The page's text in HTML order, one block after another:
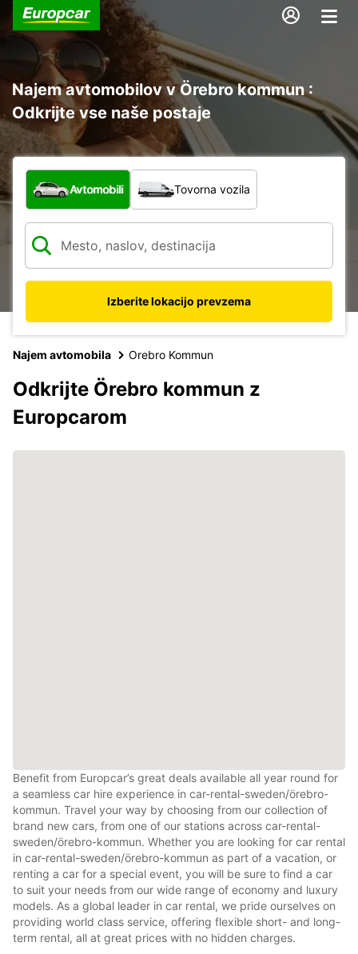
Najem avtomobilov v Örebro kommun :
Odkrijte vse naše postaje
Katera vrsta vozila?
Avtomobili Tovorna vozila
Izberite lokacijo prevzema
Najem avtomobila Orebro Kommun
Odkrijte Örebro kommun z
Europcarom
Benefit from Europcar’s great deals available all year round for
a seamless car hire experience in car-rental-sweden/örebro-
kommun. Travel your way by choosing from our collection of
brand new cars, from one of our stations across car-rental-
sweden/örebro-kommun. Whether you are looking for car rental
in car-rental-sweden/örebro-kommun as part of a vacation, or
renting a car for a special event, you will be sure to find a car
to suit your needs from our wide range of economy and luxury
models. As a global leader in car rental, we pride ourselves on
providing world class service, offering flexible short- and long-
term rental, all at great prices with no hidden charges.